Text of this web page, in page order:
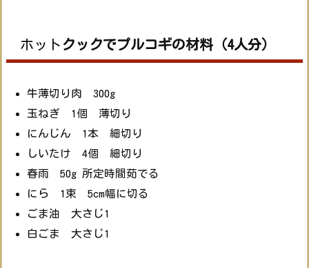
ホット クックでプルコギの材料（4人分）
牛薄切り肉 300g
玉ねぎ 1個 薄切り
にんじん 1本 細切り
しいたけ 4個 細切り
春雨 50g 所定時間茹でる
にら 1束 5cm幅に切る
ごま油 大さじ1
白ごま 大さじ1